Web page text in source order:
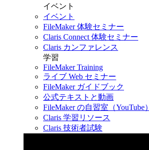
イベント
イベント
FileMaker 体験セミナー
Claris Connect 体験セミナー
Claris カンファレンス
学習
FileMaker Training
ライブ Web セミナー
FileMaker ガイドブック
公式テキストと動画
FileMaker の自習室（YouTube）
Claris 学習リソース
Claris 技術者試験